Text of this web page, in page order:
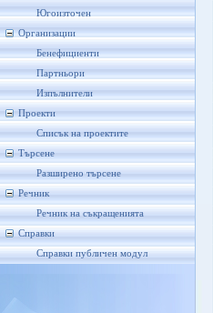
Югоизточен
Организации
Бенефициенти
Партньори
Изпълнители
Проекти
Списък на проектите
Търсене
Разширено търсене
Речник
Речник на съкращенията
Справки
Справки публичен модул